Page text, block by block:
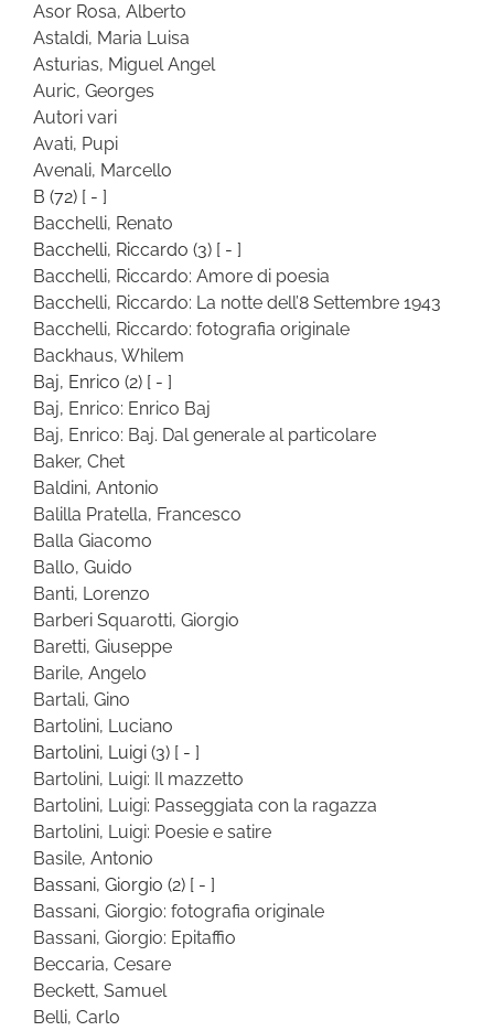
Asor Rosa, Alberto
Astaldi, Maria Luisa
Asturias, Miguel Angel
Auric, Georges
Autori vari
Avati, Pupi
Avenali, Marcello
B (72) [ - ]
Bacchelli, Renato
Bacchelli, Riccardo (3) [ - ]
Bacchelli, Riccardo: Amore di poesia
Bacchelli, Riccardo: La notte dell’8 Settembre 1943
Bacchelli, Riccardo: fotografia originale
Backhaus, Whilem
Baj, Enrico (2) [ - ]
Baj, Enrico: Enrico Baj
Baj, Enrico: Baj. Dal generale al particolare
Baker, Chet
Baldini, Antonio
Balilla Pratella, Francesco
Balla Giacomo
Ballo, Guido
Banti, Lorenzo
Barberi Squarotti, Giorgio
Baretti, Giuseppe
Barile, Angelo
Bartali, Gino
Bartolini, Luciano
Bartolini, Luigi (3) [ - ]
Bartolini, Luigi: Il mazzetto
Bartolini, Luigi: Passeggiata con la ragazza
Bartolini, Luigi: Poesie e satire
Basile, Antonio
Bassani, Giorgio (2) [ - ]
Bassani, Giorgio: fotografia originale
Bassani, Giorgio: Epitaffio
Beccaria, Cesare
Beckett, Samuel
Belli, Carlo